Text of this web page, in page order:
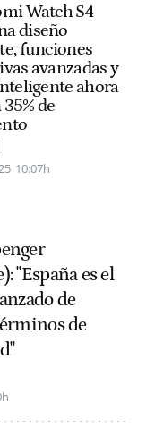
Watch S4
diseño
funciones
avanzadas y
ahora
de
10:07h
"España es el
de
de